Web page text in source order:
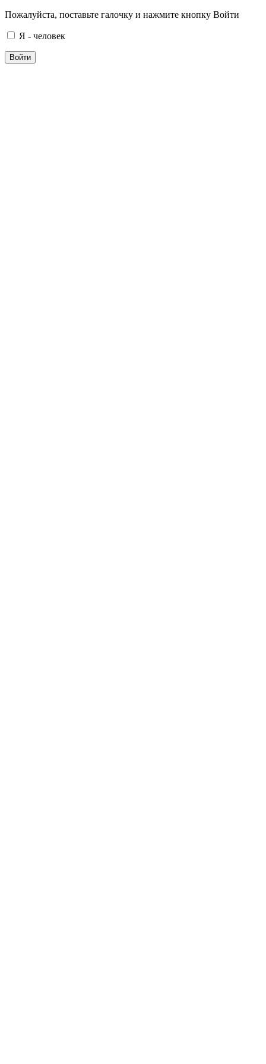
Пожалуйста, поставьте галочку и нажмите кнопку Войти
Я - человек